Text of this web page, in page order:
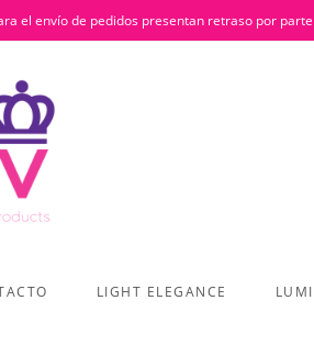
el envío de pedidos presentan retraso por
LIGHT ELEGANCE